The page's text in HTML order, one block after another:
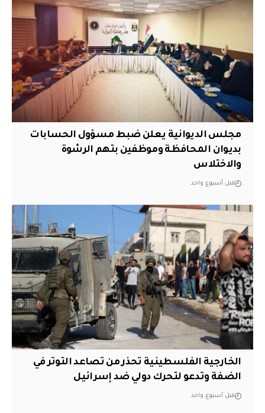
مجلس الديوانية يعلن ضبط مسؤول الحسابات
بديوان المحافظة وموظفين بتهم الرشوة
والاختلاس
قبل أسبوع واحد
الخارجية الفلسطينية تحذر من تصاعد التوتر في
الضفة وتدعو لتحرك دولي ضد إسرائيل
قبل أسبوع واحد